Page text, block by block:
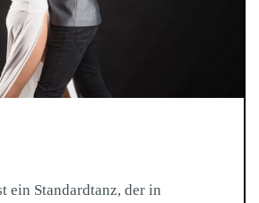
ein Standardtanz, der in